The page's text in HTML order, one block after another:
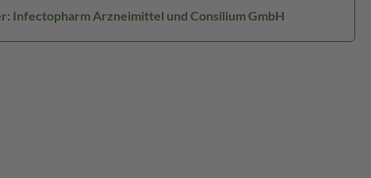
Infectopharm Arzneimittel und Consilium GmbH